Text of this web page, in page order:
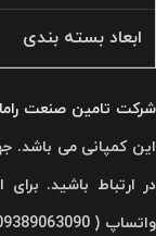
ابعاد بسته بندی
شرکت تامین صنعت
این کمپانی می باشد.
در ارتباط باشید.